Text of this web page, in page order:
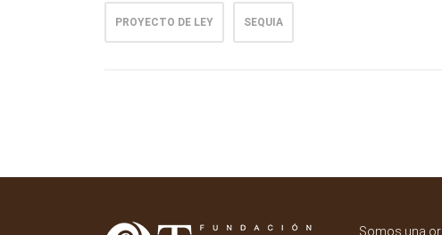
PROYECTO DE LEY SEQUIA
Somos una